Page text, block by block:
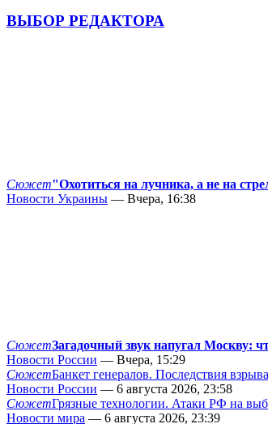
ВЫБОР РЕДАКТОРА
Сюжет"Охотиться на лучника, а не на
Новости Украины — Вчера, 16:38
СюжетЗагадочный звук напугал Москву:
Новости России — Вчера, 15:29
СюжетБанкет генералов. Последствия
Новости России — 6 августа 2026, 23:58
СюжетГрязные технологии. Атаки РФ на
Новости мира — 6 августа 2026, 23:39